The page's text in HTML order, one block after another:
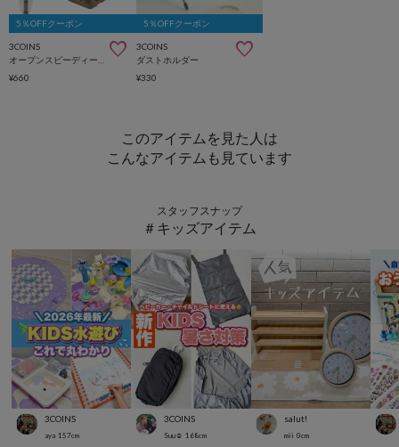
5％OFFクーポン
3COINS
¥660
5％OFFクーポン
3COINS
ダストホルダー
¥330
このアイテムを見た人は
こんなアイテムも見ています
スタッフスナップ
＃キッズアイテム
3COINS
aya 157cm
3COINS
Suu☺︎ 168cm
salut!
mii 0cm